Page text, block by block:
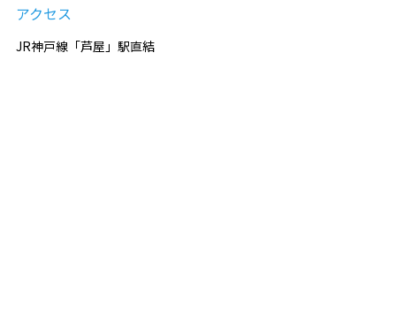
アクセス
JR神戸線「芦屋」駅直結